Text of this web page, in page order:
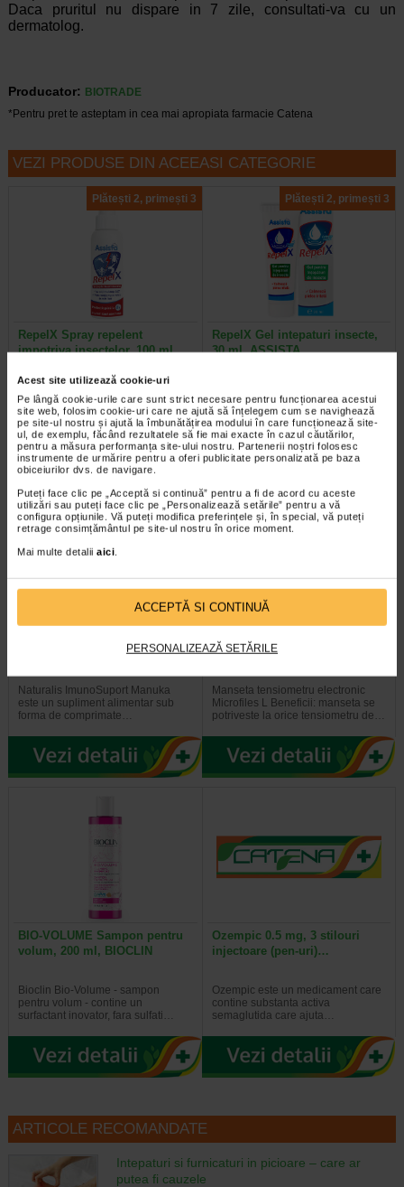
Acest site utilizează cookie-uri
Pe lângă cookie-urile care sunt strict necesare pentru funcționarea acestui
site web, folosim cookie-uri care ne ajută să înțelegem cum se navighează
pe site-ul nostru și ajută la îmbunătățirea modului în care funcționează site-
ul, de exemplu, făcând rezultatele să fie mai exacte în cazul căutărilor,
pentru a măsura performanța site-ului nostru. Partenerii noștri folosesc
instrumente de urmărire pentru a oferi publicitate personalizată pe baza
obiceiurilor dvs. de navigare.
Puteți face clic pe „Acceptă si continuă” pentru a fi de acord cu aceste
utilizări sau puteți face clic pe „Personalizează setările” pentru a vă
configura opțiunile. Vă puteți modifica preferințele și, în special, vă puteți
retrage consimțământul pe site-ul nostru în orice moment.
Mai multe detalii aici
ACCEPTĂ SI CONTINUĂ
PERSONALIZEAZĂ SETĂRILE
Daca pruritul nu dispare in 7 zile, consultati-va cu un
dermatolog.
Producator:
BIOTRADE
*Pentru pret te asteptam in cea mai apropiata farmacie Catena
VEZI PRODUSE DIN ACEEASI CATEGORIE
Plătești 2, primești 3
RepelX Spray repelent
impotriva insectelor, 100 ml…
repelent, pana la 8 ore, impotriva
intepaturilor de insecte. Acest…
Plătești 2, primești 3
RepelX Gel intepaturi insecte,
30 ml, ASSISTA
mancarimea si iritatia pielii,
cauzate de intepaturile de…
comprimate efervescente…
Naturalis ImunoSuport Manuka
este un supliment alimentar sub
forma de comprimate…
Manseta tensiometru electronic
Microfiles L Beneficii: manseta se
potriveste la orice tensiometru de…
BIO-VOLUME Sampon pentru
volum, 200 ml, BIOCLIN
Bioclin Bio-Volume - sampon
pentru volum - contine un
surfactant inovator, fara sulfati…
Ozempic 0.5 mg, 3 stilouri
injectoare (pen-uri)…
Ozempic este un medicament care
contine substanta activa
semaglutida care ajuta…
ARTICOLE RECOMANDATE
Intepaturi si furnicaturi in picioare – care ar
putea fi cauzele